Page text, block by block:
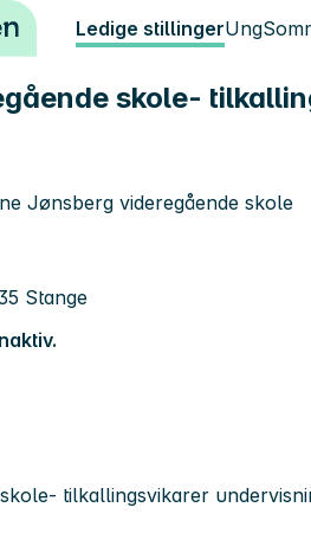
Ledige stillingerUng
skole-
Jønsberg videregående skole
Stange
tilkallingsvikarer